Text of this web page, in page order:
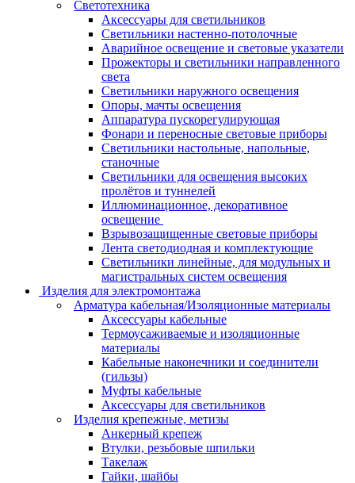
Светотехника
Аксессуары для светильников
Светильники настенно-потолочные
Аварийное освещение и световые указатели
Прожекторы и светильники направленного
света
Светильники наружного освещения
Опоры, мачты освещения
Аппаратура пускорегулирующая
Фонари и переносные световые приборы
Светильники настольные, напольные,
станочные
Светильники для освещения высоких
пролётов и туннелей
Иллюминационное, декоративное
освещение
Взрывозащищенные световые приборы
Лента светодиодная и комплектующие
Светильники линейные, для модульных и
магистральных систем освещения
Изделия для электромонтажа
Арматура кабельная/Изоляционные материалы
Аксессуары кабельные
Термоусаживаемые и изоляционные
материалы
Кабельные наконечники и соединители
(гильзы)
Муфты кабельные
Аксессуары для светильников
Изделия крепежные, метизы
Анкерный крепеж
Втулки, резьбовые шпильки
Такелаж
Гайки, шайбы